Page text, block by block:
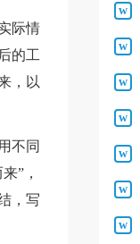
际情
的工
，以
不同
”，
，写